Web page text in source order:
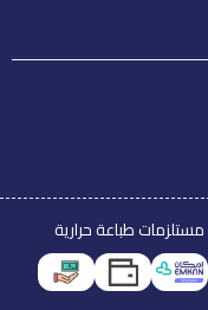
مستلزمات طباعة حرارية